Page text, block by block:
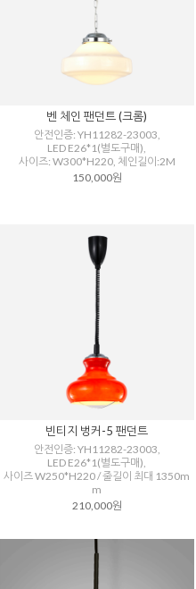
벤 체인 팬던트 (크롬)
안전인증: YH11282-23003,
LED E26*1(별도구매),
사이즈: W300*H220, 체인길이:2M
150,000원
빈티지 벙커-5 팬던트
안전인증: YH11282-23003,
LED E26*1(별도구매),
사이즈 W250*H220 / 줄길이 최대 1350m
m
210,000원